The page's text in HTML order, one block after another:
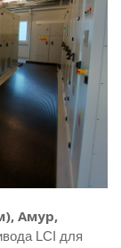
Амур,
LCI для